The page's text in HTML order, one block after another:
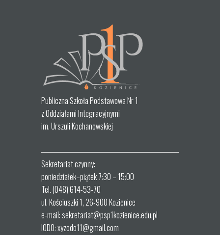
Publiczna Szkoła Podstawowa Nr 1
z Oddziałami Integracyjnymi
im. Urszuli Kochanowskiej
Sekretariat czynny:
poniedziałek–piątek 7:30 – 15:00
Tel. (048) 614-53-70
ul. Kościuszki 1, 26-900 Kozienice
e-mail: sekretariat@psp1kozienice.edu.pl
IODO: xyzodo11@gmail.com